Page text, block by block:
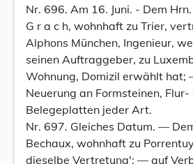
Nr. 696. Am 16. Juni. - Dem
G r a c h, wohnhaft zu Trier,
Alphons München, Ingenieur,
seinen Auftraggeber, zu
Wohnung, Domizil erwählt hat;
Neuerung an Formsteinen, Flur-
Belegeplatten jeder Art.
Nr. 697. Gleiches Datum. —
Bechaux, wohnhaft zu
dieselbe Vertretung'; — auf